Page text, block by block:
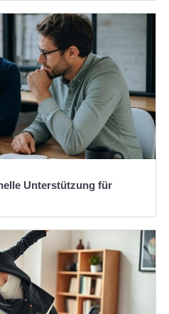
Unterstützung für